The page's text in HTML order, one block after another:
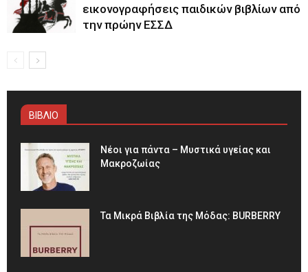
εικονογραφήσεις παιδικών βιβλίων από
την πρώην ΕΣΣΔ
ΒΙΒΛΙΟ
Νέοι για πάντα – Μυστικά υγείας και
Μακροζωίας
Τα Μικρά Βιβλία της Μόδας: BURBERRY